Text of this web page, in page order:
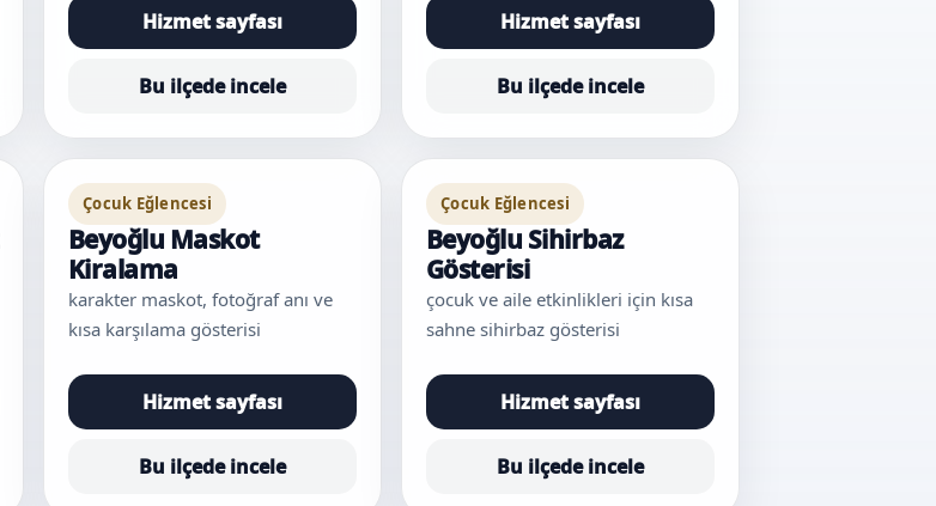
Hizmet sayfası
Bu ilçede incele
Hizmet sayfası
Bu ilçede incele
Çocuk Eğlencesi
Beyoğlu Maskot
Kiralama
karakter maskot, fotoğraf anı ve
kısa karşılama gösterisi
Hizmet sayfası
Bu ilçede incele
Çocuk Eğlencesi
Beyoğlu Sihirbaz
Gösterisi
çocuk ve aile etkinlikleri için kısa
sahne sihirbaz gösterisi
Hizmet sayfası
Bu ilçede incele